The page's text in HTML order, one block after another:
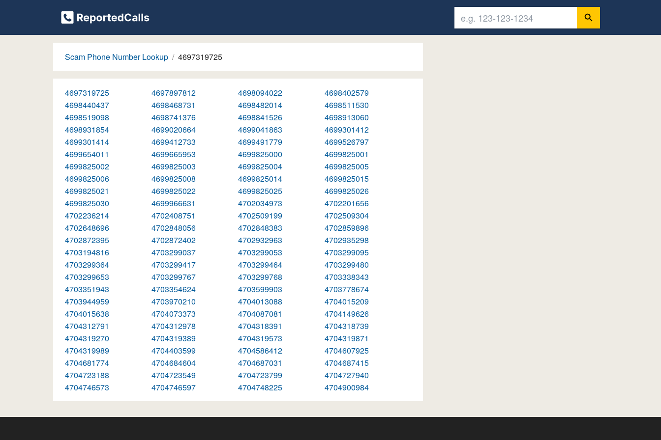
Scam Phone Number Lookup 4697319725
4697319725 4697897812 4698094022
4698402579
4698440437
4698468731 4698482014
4698511530
4698519098
4698741376 4698841526
4698913060
4698931854
4699020664 4699041863
4699301412
4699301414
4699412733 4699491779
4699526797
4699654011
4699665953 4699825000
4699825001
4699825002
4699825003 4699825004
4699825005
4699825006
4699825008 4699825014
4699825015
4699825021
4699825022 4699825025
4699825026
4699825030
4699966631 4702034973
4702201656
4702236214
4702408751 4702509199
4702509304
4702648696
4702848056 4702848383
4702859896
4702872395
4702872402 4702932963
4702935298
4703194816
4703299037 4703299053
4703299095
4703299364
4703299417 4703299464
4703299480
4703299653
4703299767 4703299768
4703338343
4703351943
4703354624 4703599903
4703778674
4703944959
4703970210 4704013088
4704015209
4704015638
4704073373 4704087081
4704149626
4704312791
4704312978 4704318391
4704318739
4704319270
4704319389 4704319573
4704319871
4704319989
4704403599 4704586412
4704607925
4704681774
4704684604 4704687031
4704687415
4704723188
4704723549 4704723799
4704727940
4704746573
4704746597 4704748225 4704900984